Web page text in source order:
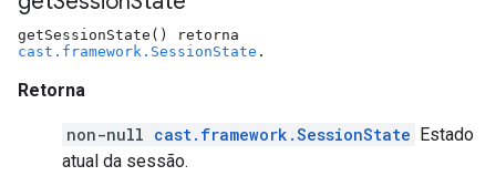
getSessionState() retorna
cast.framework.SessionState .
Retorna
non-null cast.framework.SessionState Estado
atual da sessão.